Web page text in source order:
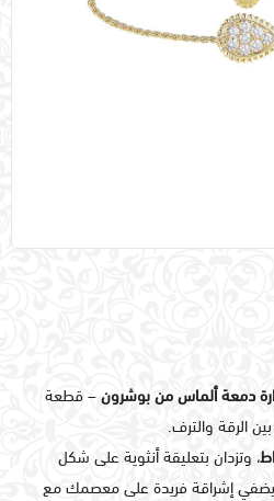
دمعة ألماس من بوشرون– قطعة
الرقة والترف.
، وتزدان بتعليقة أنثوية على شكل
يضفي إشراقة فريدة على معصمك مع